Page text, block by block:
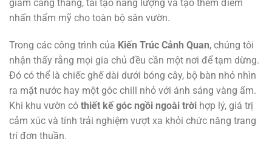
giảm căng thẳng, tái tạo năng lượng và tạo thêm điểm
nhấn thẩm mỹ cho toàn bộ sân vườn.
Trong các công trình của Kiến Trúc Cảnh Quan, chúng tôi
nhận thấy rằng mọi gia chủ đều cần một nơi để tạm dừng.
Đó có thể là chiếc ghế dài dưới bóng cây, bộ bàn nhỏ nhìn
ra mặt nước hay một góc chill nhỏ với ánh sáng vàng ấm.
Khi khu vườn có thiết kế góc ngồi ngoài trời hợp lý, giá trị
cảm xúc và tính trải nghiệm vượt xa khỏi chức năng trang
trí đơn thuần.